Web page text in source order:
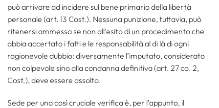
può arrivare ad incidere sul bene primario della libertà
personale (art. 13 Cost.). Nessuna punizione, tuttavia, può
ritenersi ammessa se non all’esito di un procedimento che
abbia accertato i fatti e le responsabilità al di là di ogni
ragionevole dubbio: diversamente l’imputato, considerato
non colpevole sino alla condanna definitiva (art. 27 co. 2,
Cost.), deve essere assolto.
Sede per una così cruciale verifica è, per l’appunto, il